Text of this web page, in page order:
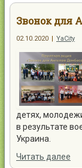
Звонок для
02.10.2020 | YaCity
детях,
в результате
Украина.
Читать далее